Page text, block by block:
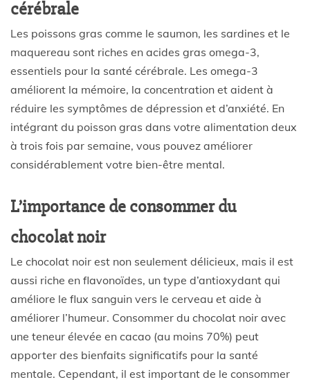
cérébrale
Les poissons gras comme le saumon, les sardines et le
maquereau sont riches en acides gras omega-3,
essentiels pour la santé cérébrale. Les omega-3
améliorent la mémoire, la concentration et aident à
réduire les symptômes de dépression et d’anxiété. En
intégrant du poisson gras dans votre alimentation deux
à trois fois par semaine, vous pouvez améliorer
considérablement votre bien-être mental.
L’importance de consommer du
chocolat noir
Le chocolat noir est non seulement délicieux, mais il est
aussi riche en flavonoïdes, un type d’antioxydant qui
améliore le flux sanguin vers le cerveau et aide à
améliorer l’humeur. Consommer du chocolat noir avec
une teneur élevée en cacao (au moins 70%) peut
apporter des bienfaits significatifs pour la santé
mentale. Cependant, il est important de le consommer